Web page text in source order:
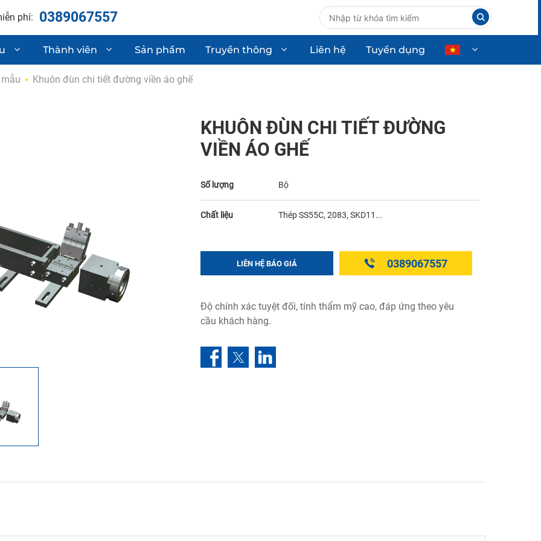
phí: 0389067557
Sơ mi rơ moóc
Gia công cơ khí
Thiết bị dân dụng
Thành viên Sản phẩm Truyền thông Liên hệ Tuyển dụng
Khuôn đùn chi tiết đường viền áo ghế
KHUÔN ĐÙN CHI TIẾT ĐƯỜNG
VIỀN ÁO GHẾ
Số lượng Bộ
Chất liệu Thép SS55C, 2083, SKD11...
LIÊN HỆ BÁO GIÁ 0389067557
Độ chính xác tuyệt đối, tính thẩm mỹ cao, đáp ứng theo yêu
cầu khách hàng.